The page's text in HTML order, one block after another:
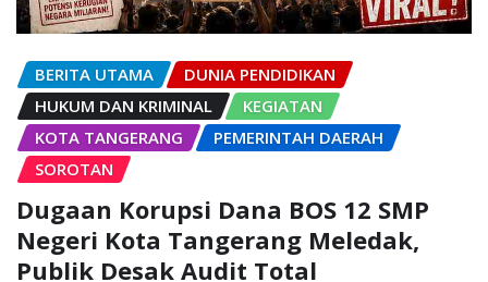
BERITA UTAMA
DUNIA PENDIDIKAN
HUKUM DAN KRIMINAL
KEGIATAN
KOTA TANGERANG
PEMERINTAH DAERAH
SOROTAN
Dugaan Korupsi Dana BOS 12 SMP
Negeri Kota Tangerang Meledak,
Publik Desak Audit Total